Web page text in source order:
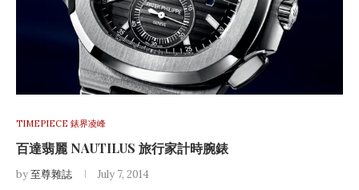
TIMEPIECE 錶界凌峰
百達翡麗 NAUTILUS 旅行家計時腕錶
by至尊雜誌 July 7, 2014